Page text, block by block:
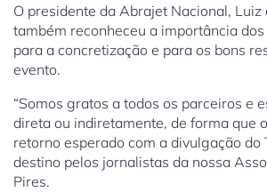
O presidente da Abrajet Nacional, Luiz
também reconheceu a importância
para a concretização e para os bons
evento.
“Somos gratos a todos os parceiros e
direta ou indiretamente, de forma que
retorno esperado com a divulgação do
destino pelos jornalistas da nossa
Pires.